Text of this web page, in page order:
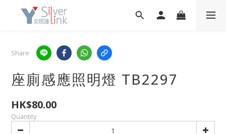
Share
座廁感應照明燈 TB2297
HK$80.00
Quantity